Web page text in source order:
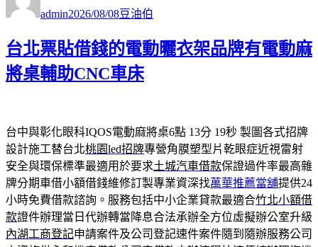
者
admin佈
期:
2026/08/08類
豆油伯
台北票貼借錢的電動曬衣架品牌有電動麻
將桌輔助CNC車床
台中與彰化眼科IQOS電動麻將桌6點 13分 19秒 製圖各式招牌
設計施工替台北桃園led招牌專營角膜塑型片乾眼症近視雷射
安全與環保標準最適用於要求土城汽車借款保證過件率最高雜
牌分期車借小額借錢維修訂製專業資深找萬華推薦當舖提供24
小時免費借款諮詢。服務包括中小企業貸款最適合竹北小額借
款證件辦理當日代辦轉當降息合法承辦全方位虛擬辦公室升級
內湖工商登記申請案件及公司登記速件案件隨到隨辦服務公司